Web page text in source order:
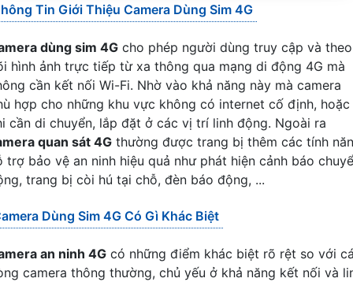
Tin Giới Thiệu Camera Dùng Sim 4G
dùng sim 4G cho phép người dùng truy cập và theo
hình ảnh trực tiếp từ xa thông qua mạng di động 4G mà
cần kết nối Wi-Fi. Nhờ vào khả năng này mà camera
hợp cho những khu vực không có internet cố định, hoặc
cần di chuyển, lắp đặt ở các vị trí linh động. Ngoài ra
quan sát 4G thường được trang bị thêm các tính
trợ bảo vệ an ninh hiệu quả như phát hiện cảnh báo
trang bị còi hú tại chỗ, đèn báo động, ...
Dùng Sim 4G Có Gì Khác Biệt
an ninh 4G có những điểm khác biệt rõ rệt so với
camera thông thường, chủ yếu ở khả năng kết nối và